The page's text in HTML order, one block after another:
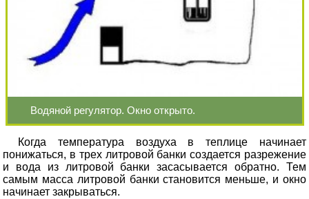
Водяной регулятор. Окно открыто.
Когда температура воздуха в теплице начинает
понижаться, в трех литровой банки создается разрежение
и вода из литровой банки засасывается обратно. Тем
самым масса литровой банки становится меньше, и окно
начинает закрываться.